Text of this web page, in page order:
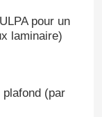
pour un
laminaire)
(par